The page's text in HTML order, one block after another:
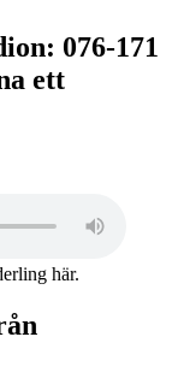
076-171
ett
här.